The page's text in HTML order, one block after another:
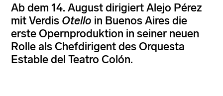
Ab dem 14. August dirigiert Alejo Pérez
mit Verdis Otello in Buenos Aires die
erste Opernproduktion in seiner neuen
Rolle als Chefdirigent des Orquesta
Estable del Teatro Colón.